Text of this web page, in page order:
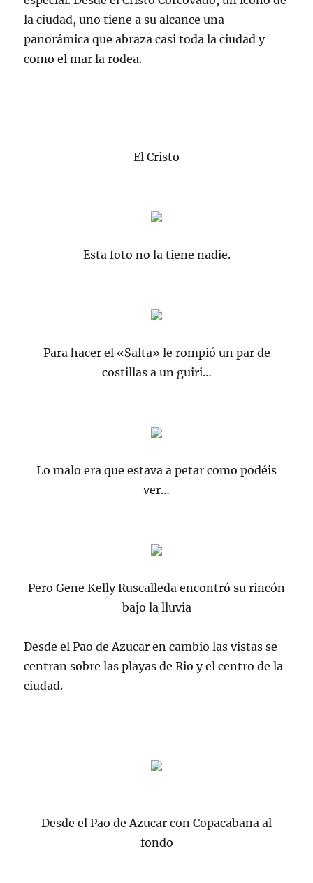
la ciudad, uno tiene a su alcance una
panorámica que abraza casi toda la ciudad y
como el mar la rodea.
El Cristo
Esta foto no la tiene nadie.
Para hacer el «Salta» le rompió un par de
costillas a un guiri…
Lo malo era que estava a petar como podéis
ver…
Pero Gene Kelly Ruscalleda encontró su rincón
bajo la lluvia
Desde el Pao de Azucar en cambio las vistas se
centran sobre las playas de Rio y el centro de la
ciudad.
Desde el Pao de Azucar con Copacabana al
fondo